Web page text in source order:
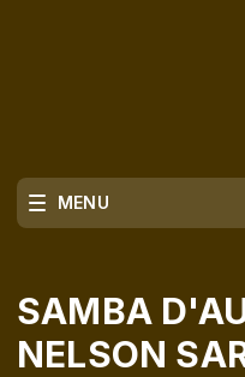
MENU
SAMBA
NELSON